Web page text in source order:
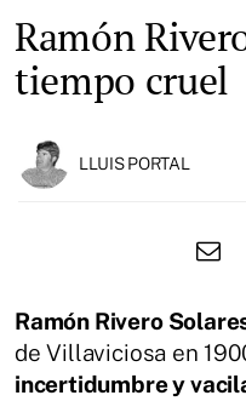
Ramón
tiempo cruel
LLUIS PORTAL
Ramón Rivero
de Villaviciosa en
incertidumbre y